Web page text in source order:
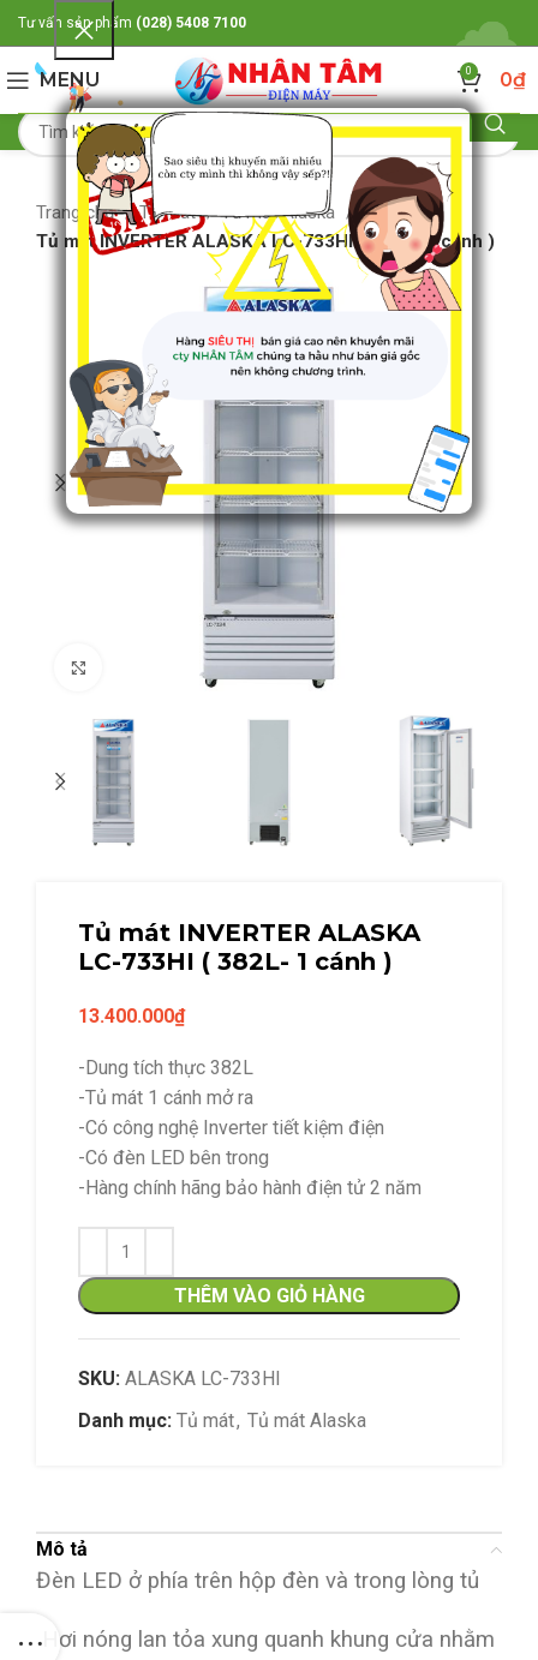
Tư vấn sản phẩm (028) 5408 7100
MENU 0 0₫
Trang chủ Tủ mát
Tủ mát Alaska
Tủ mát INVERTER ALASKA LC-733HI ( 382L- 1 cánh )
Click to enlarge
Tủ mát INVERTER ALASKA
LC-733HI ( 382L- 1 cánh )
13.400.000₫
-Dung tích thực 382L
-Tủ mát 1 cánh mở ra
-Có công nghệ Inverter tiết kiệm điện
-Có đèn LED bên trong
-Hàng chính hãng bảo hành điện tử 2 năm
THÊM VÀO GIỎ HÀNG
SKU: ALASKA LC-733HI
Danh mục: Tủ mát, Tủ mát Alaska
Mô tả
Đèn LED ở phía trên hộp đèn và trong lòng tủ
Hơi nóng lan tỏa xung quanh khung cửa nhằm